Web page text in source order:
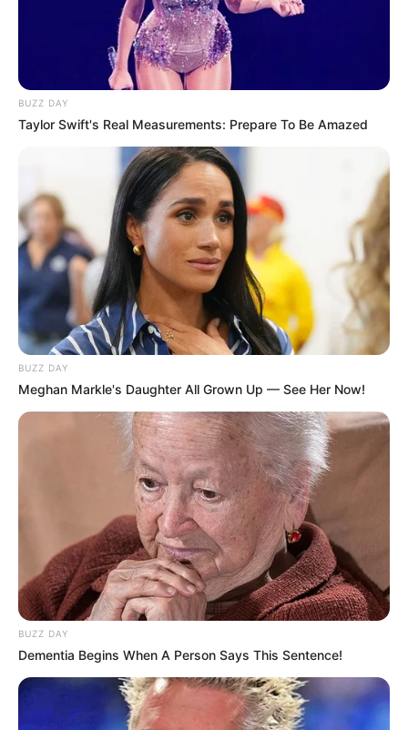
BUZZ DAY
Taylor Swift's Real Measurements: Prepare To Be Amazed
BUZZ DAY
Meghan Markle's Daughter All Grown Up — See Her Now!
BUZZ DAY
Dementia Begins When A Person Says This Sentence!